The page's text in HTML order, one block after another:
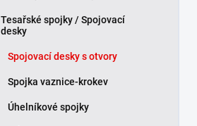
Tesařské spojky / Spojovací
desky
Spojovací desky s otvory
Spojka vaznice-krokev
Úhelníkové spojky